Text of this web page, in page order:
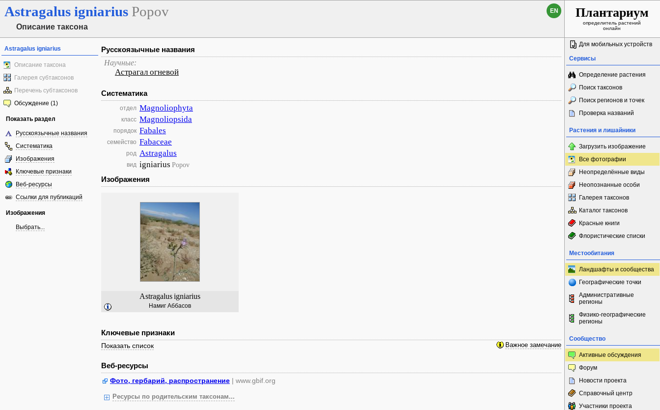
Astragalus igniarius Popov
Описание таксона
EN Плантариум
определитель растений
онлайн
Astragalus igniarius
Описание таксона
Галерея субтаксонов
Перечень субтаксонов
Обсуждение (1)
Показать раздел
Русскоязычные названия
Систематика
Изображения
Ключевые признаки
Веб-ресурсы
Ссылки для публикаций
Изображения
Выбрать...
Русскоязычные названия
Научные:
Астрагал огневой
Систематика
отдел Magnoliophyta
класс Magnoliopsida
порядок Fabales
семейство Fabaceae
род Astragalus
вид igniarius Popov
Изображения
Astragalusigniarius
Намиг Аббасов
Ключевые признаки
Показать список Важное замечание
Веб-ресурсы
Фото, гербарий, распространение | www.gbif.org
Ресурсы по родительским таксонам...
Для мобильных устройств
Сервисы
Определение растения
Поиск таксонов
Поиск регионов и точек
Проверка названий
Растения и лишайники
Загрузить изображение
Все фотографии
Неопределённые виды
Неопознанные особи
Галерея таксонов
Каталог таксонов
Красные книги
Флористические списки
Местообитания
Ландшафты и сообщества
Географические точки
Административные
регионы
Физико-географические
регионы
Сообщество
Активные обсуждения
Форум
Новости проекта
Справочный центр
Участники проекта